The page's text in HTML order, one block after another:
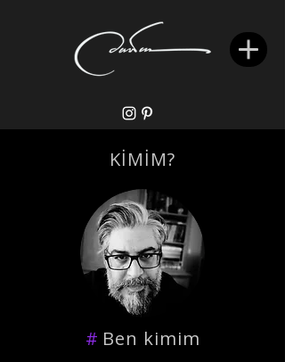
KİMİM?
# Ben kimim